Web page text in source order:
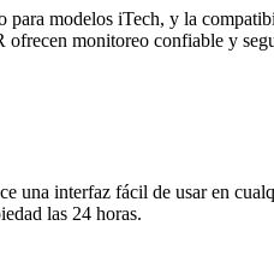
para modelos iTech, y la
ofrecen monitoreo confiable y
una interfaz fácil de usar en
las 24 horas.